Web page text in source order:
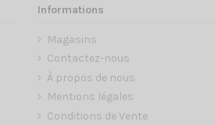
Informations
Magasins
Contactez-nous
À propos de nous
Mentions légales
Conditions de Vente